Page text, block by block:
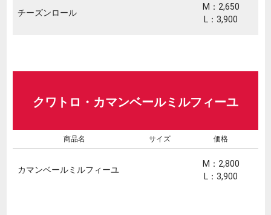
チーズンロール
M：2,650
L：3,900
クワトロ・カマンベールミルフィーユ
商品名 サイズ 価格
カマンベールミルフィーユ
M：2,800
L：3,900